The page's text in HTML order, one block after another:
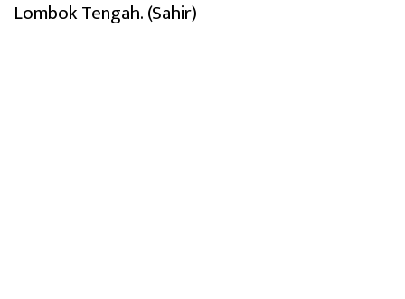
Lombok Tengah. (Sahir)